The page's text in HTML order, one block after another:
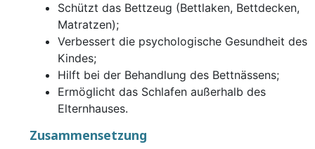
Schützt das Bettzeug (Bettlaken, Bettdecken,
Matratzen);
Verbessert die psychologische Gesundheit des
Kindes;
Hilft bei der Behandlung des Bettnässens;
Ermöglicht das Schlafen außerhalb des
Elternhauses.
Zusammensetzung